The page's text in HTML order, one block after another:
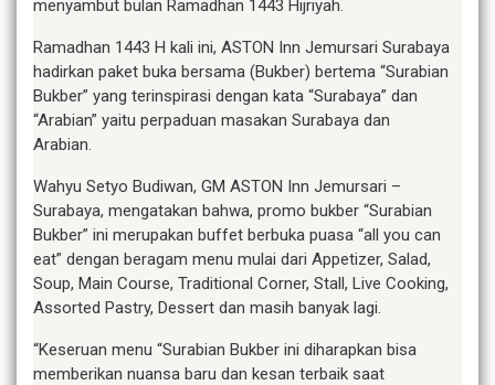
menyambut bulan Ramadhan 1443 Hijriyah.
Ramadhan 1443 H kali ini, ASTON Inn Jemursari Surabaya
hadirkan paket buka bersama (Bukber) bertema “Surabian
Bukber” yang terinspirasi dengan kata “Surabaya” dan
“Arabian” yaitu perpaduan masakan Surabaya dan
Arabian.
Wahyu Setyo Budiwan, GM ASTON Inn Jemursari –
Surabaya, mengatakan bahwa, promo bukber “Surabian
Bukber” ini merupakan buffet berbuka puasa “all you can
eat” dengan beragam menu mulai dari Appetizer, Salad,
Soup, Main Course, Traditional Corner, Stall, Live Cooking,
Assorted Pastry, Dessert dan masih banyak lagi.
“Keseruan menu “Surabian Bukber ini diharapkan bisa
memberikan nuansa baru dan kesan terbaik saat